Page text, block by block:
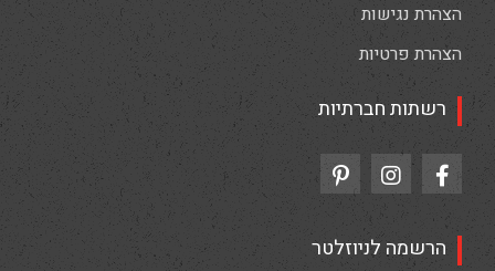
הצהרת נגישות
הצהרת פרטיות
רשתות חברתיות
הרשמה לניוזלטר